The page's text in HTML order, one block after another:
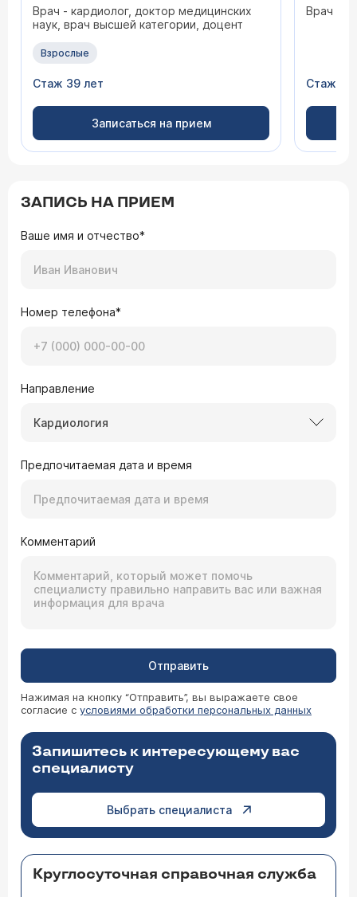
Врач - кардиолог, доктор медицинских
наук, врач высшей категории, доцент
Взрослые
Стаж 39 лет
Записаться на прием
Врач -
Стаж 34
ЗАПИСЬ НА ПРИЕМ
Ваше имя и отчество*
Номер телефона*
Направление
Кардиология
Предпочитаемая дата и время
Комментарий
Отправить
Нажимая на кнопку “Отправить”, вы выражаете свое
согласие с условиями обработки персональных данных
Запишитесь к интересующему вас
специалисту
Выбрать специалиста
Круглосуточная справочная служба